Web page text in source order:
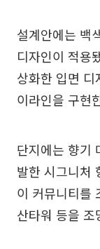
설계안에는 백
디자인이 적용
상화한 입면
이라인을 구현
단지에는 향기
발한 시그니처
이 커뮤니티를
산타워 등을